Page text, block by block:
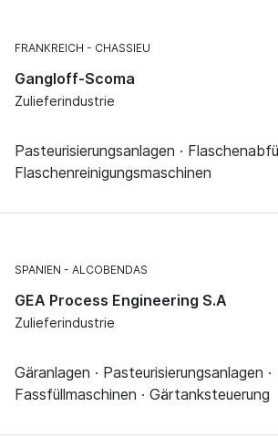
FRANKREICH CHASSIEU
Gangloff-Scoma
Zulieferindustrie
Pasteurisierungsanlagen ·
Flaschenreinigungsmaschinen
SPANIEN ALCOBENDAS
GEA Process Engineering S.A
Zulieferindustrie
Gäranlagen · Pasteurisierungsanlagen ·
Fassfüllmaschinen · Gärtanksteuerung